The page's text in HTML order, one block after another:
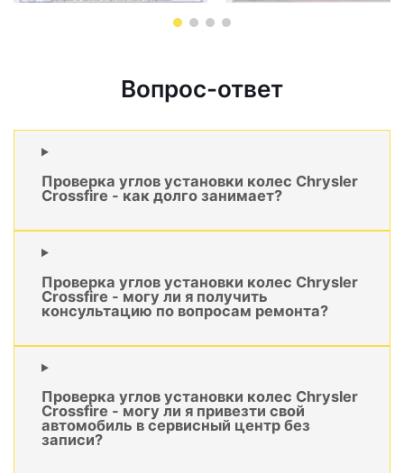
Вопрос-ответ
Проверка углов установки колес Chrysler
Crossfire - как долго занимает?
Проверка углов установки колес Chrysler
Crossfire - могу ли я получить
консультацию по вопросам ремонта?
Проверка углов установки колес Chrysler
Crossfire - могу ли я привезти свой
автомобиль в сервисный центр без
записи?